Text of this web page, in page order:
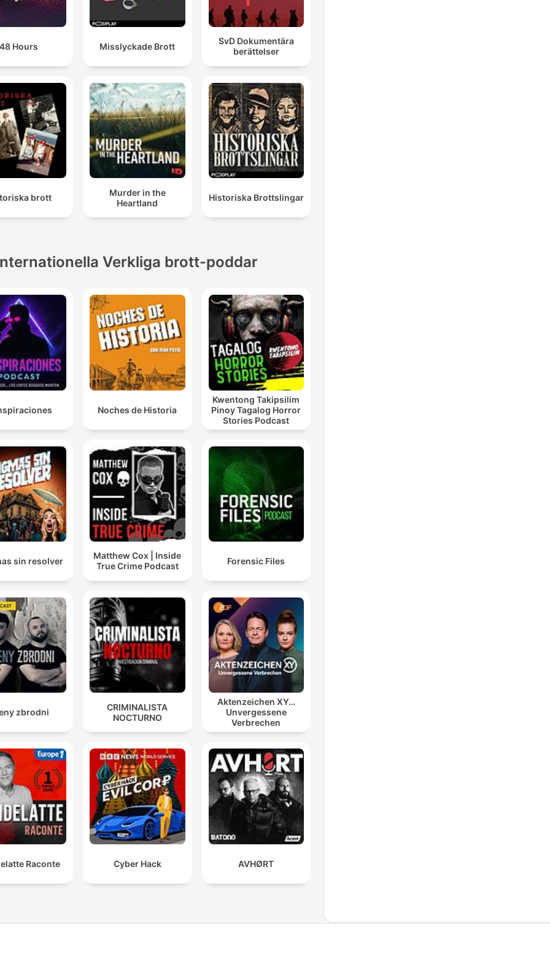
48 Hours Misslyckade Brott
SvD Dokumentära
berättelser
brott
Murder in the
Heartland
Historiska Brottslingar
Verkliga brott-poddar
Noches de Historia
Kwentong Takipsilim
Pinoy Tagalog Horror
Stories Podcast
sin resolver
Matthew Cox | Inside
True Crime Podcast
Forensic Files
zbrodni
CRIMINALISTA
NOCTURNO
Aktenzeichen XY…
Unvergessene
Verbrechen
Raconte Cyber Hack AVHØRT